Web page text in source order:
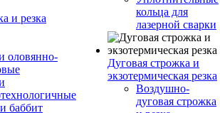
и резка
оловянно-
баббит
кольца для
лазерной сварки
Дуговая строжка и
экзотермическая резка
Воздушно-
дуговая строжка